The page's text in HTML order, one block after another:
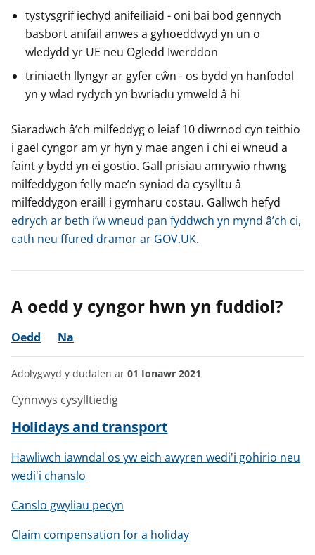
tystysgrif iechyd anifeiliaid - oni bai bod gennych
basbort anifail anwes a gyhoeddwyd yn un o
wledydd yr UE neu Ogledd Iwerddon
triniaeth llyngyr ar gyfer cŵn - os bydd yn hanfodol
yn y wlad rydych yn bwriadu ymweld â hi
Siaradwch â’ch milfeddyg o leiaf 10 diwrnod cyn teithio
i gael cyngor am yr hyn y mae angen i chi ei wneud a
faint y bydd yn ei gostio. Gall prisiau amrywio rhwng
milfeddygon felly mae’n syniad da cysylltu â
milfeddygon eraill i gymharu costau. Gallwch hefyd
edrych ar beth i’w wneud pan fyddwch yn mynd â’ch ci,
cath neu ffured dramor ar GOV.UK.
A oedd y cyngor hwn yn fuddiol?
Oedd Na
Adolygwyd y dudalen ar 01 Ionawr 2021
Cynnwys cysylltiedig
Holidays and transport
Hawliwch iawndal os yw eich awyren wedi'i gohirio neu
wedi'i chanslo
Canslo gwyliau pecyn
Claim compensation for a holiday